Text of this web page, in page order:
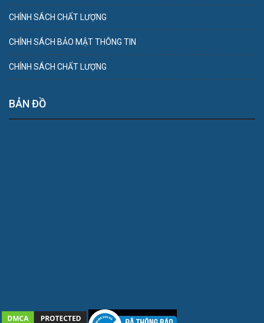
CHÍNH SÁCH CHẤT LƯỢNG
CHÍNH SÁCH BẢO MẬT THÔNG TIN
CHÍNH SÁCH CHẤT LƯỢNG
BẢN ĐỒ